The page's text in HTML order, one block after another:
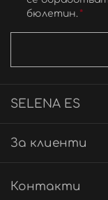
бюлетин.
SELENA ES
За клиенти
Контакти